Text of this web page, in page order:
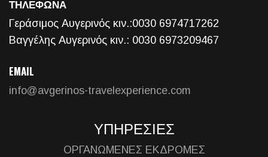
ΤΗΛΕΦΩΝΑ
Γεράσιμος Αυγερινός κιν.:0030 6974717262
Βαγγέλης Αυγερινός κιν.: 0030 6973209467
EMAIL
info@avgerinos-travelexperience.com
ΥΠΗΡΕΣΙΕΣ
ΟΡΓΑΝΩΜΕΝΕΣ ΕΚΔΡΟΜΕΣ